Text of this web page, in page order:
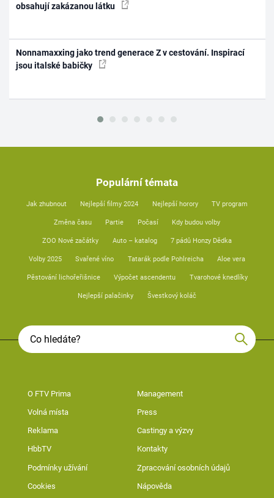
obsahují zakázanou látku
Nonnamaxxing jako trend generace Z v cestování. Inspirací
jsou italské babičky
Populární témata
Jak zhubnout Nejlepší filmy 2024 Nejlepší horory TV program
Změna času Partie Počasí Kdy budou volby
ZOO Nové začátky Auto – katalog 7 pádů Honzy Dědka
Volby 2025 Svařené víno Tatarák podle Pohlreicha Aloe vera
Pěstování lichořeřišnice Výpočet ascendentu Tvarohové knedlíky
Nejlepší palačinky Švestkový koláč
O FTV Prima Management
Volná místa Press
Reklama Castingy a výzvy
HbbTV Kontakty
Podmínky užívání Zpracování osobních údajů
Cookies Nápověda